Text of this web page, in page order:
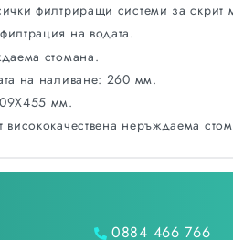
филтриращи системи за скрит
на водата.
стомана.
на наливане: 260 мм.
мм.
неръждаема
0884 466 766